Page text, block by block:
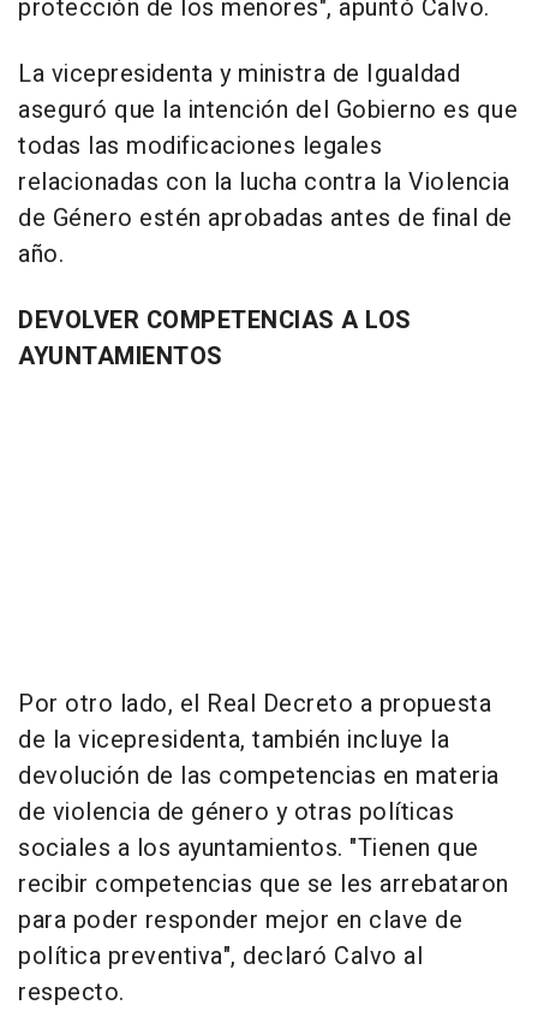
protección de los menores", apuntó Calvo.
La vicepresidenta y ministra de Igualdad
aseguró que la intención del Gobierno es que
todas las modificaciones legales
relacionadas con la lucha contra la Violencia
de Género estén aprobadas antes de final de
año.
DEVOLVER COMPETENCIAS A LOS
AYUNTAMIENTOS
Por otro lado, el Real Decreto a propuesta
de la vicepresidenta, también incluye la
devolución de las competencias en materia
de violencia de género y otras políticas
sociales a los ayuntamientos. "Tienen que
recibir competencias que se les arrebataron
para poder responder mejor en clave de
política preventiva", declaró Calvo al
respecto.